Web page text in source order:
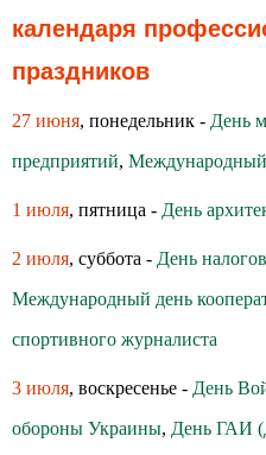
календаря
праздников
27 июня, понедельник - День
предприятий, Международный
1 июля, пятница - День
2 июля, суббота - День
Международный день
спортивного журналиста
3 июля, воскресенье - День
обороны Украины, День ГАИ